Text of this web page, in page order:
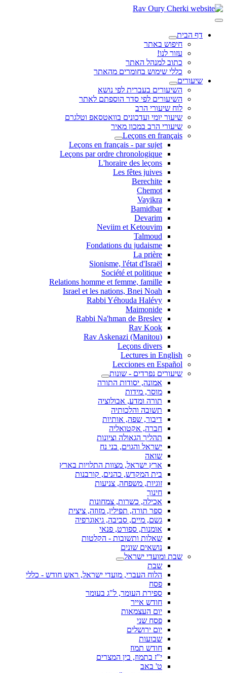
דף הבית
חיפוש באתר
עזור לנו!
כתוב למנהל האתר
כללי שימוש בחומרים מהאתר
שיעורים
השיעורים בעברית לפי נושא
השיעורים לפי סדר הוספתם לאתר
לוח שיעורי הרב
שיעור יומי ועדכונים בוואטסאפ וטלגרם
שיעורי הרב במכון מאיר
Leçons en français
Leçons en français - par sujet
Leçons par ordre chronologique
L'horaire des leçons
Les fêtes juives
Berechite
Chemot
Vayikra
Bamidbar
Devarim
Neviim et Ketouvim
Talmoud
Fondations du judaisme
La prière
Sionisme, l'état d'Israël
Société et politique
Relations homme et femme, famille
Israel et les nations, Bnei Noah
Rabbi Yéhouda Halévy
Maimonide
Rabbi Na'hman de Breslev
Rav Kook
(Rav Askenazi (Manitou
Leçons divers
Lectures in English
Lecciones en Español
שיעורים נפרדים - שונות
אמונה, יסודות התורה
מוסר, מידות
תורה ומדע, אבולוציה
תשובה והלכותיה
דיבור, שפה, אותיות
חברה, אקטואליה
תהליך הגאולה וציונות
ישראל והגוים, בני נח
שואה
ארץ ישראל, מצוות התלויות בארץ
בית המקדש, כהנים, קורבנות
זוגיות, משפחה, צניעות
חינוך
אכילה, כשרות, צמחונות
ספר תורה, תפילין, מזוזה, ציצית
גשם, מיים, סביבה, גיאוגרפיה
אומנות, ספורט, פנאי
שאלות ותשובות - הקלטות
נושאים שונים
שבת ומועדי ישראל
שבת
הלוח העברי, מועדי ישראל, ראש חודש - כללי
פסח
ספירת העומר, ל"ג בעומר
חודש אייר
יום העצמאות
פסח שני
יום ירושלים
שבועות
חודש תמוז
י"ז בתמוז, בין המצרים
ט' באב